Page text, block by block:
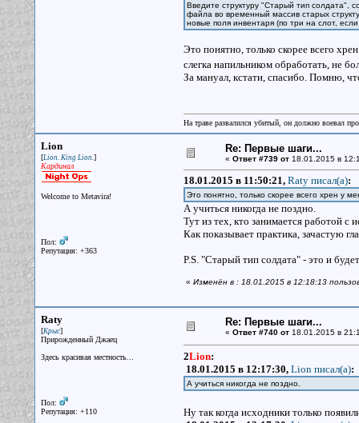
Введите структуру "Старый тип солдата",
файла во временный массив старых
новые поля инвентаря (по три на слот,
Это понятно, только скорее всего
слегка напильником обработать, не
За мануал, кстати, спасибо. Помню,
На траве развалился убитый, он должно воевал
Lion
[Lion. King Lion.]
Кардинал
Welcome to Metavira!
Пол:
Репутация: +363
Re: Первые шаги...
« Ответ #739 от18.01.2015 в
18.01.2015 в 11:50:21, Raty писал(a):
Это понятно, только скорее всего хрен у
А учиться никогда не поздно.
Тут из тех, кто занимается работой с
Как показывает практика, зачастую
P.S. "Старый тип солдата" - это и
« Изменён в : 18.01.2015 в 12:18:13
Raty
[Крыс]
Прирожденный Джаец
Здесь красивая местность...
Пол:
Репутация: +110
Re: Первые шаги...
« Ответ #740 от18.01.2015 в
2Lion:
18.01.2015 в 12:17:30, Lion писал(a):
А учиться никогда не поздно.
Ну так когда исходники только